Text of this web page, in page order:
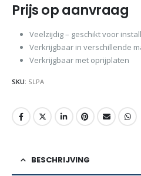
Prijs op aanvraag
Veelzijdig – geschikt voor
Verkrijgbaar in verschillende
Verkrijgbaar met oprijplaten
SKU: SLPA
BESCHRIJVING